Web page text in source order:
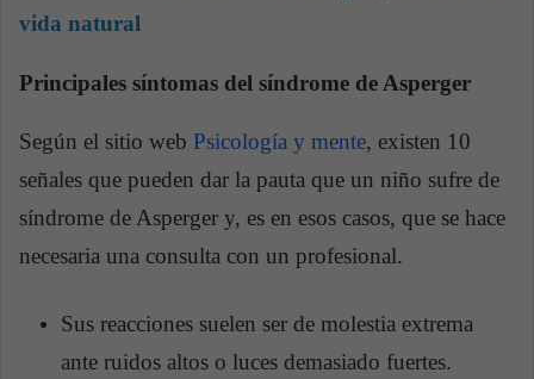
vida natural
Principales síntomas del síndrome de Asperger
Según el sitio web Psicología y mente, existen 10
señales que pueden dar la pauta que un niño sufre de
síndrome de Asperger y, es en esos casos, que se hace
necesaria una consulta con un profesional.
Sus reacciones suelen ser de molestia extrema
ante ruidos altos o luces demasiado fuertes.